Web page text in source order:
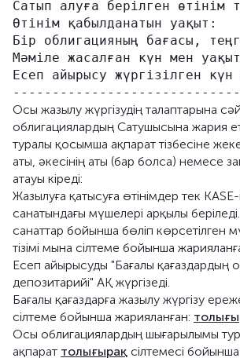
Сатып алуға берілген
Өтінім қабылданатын
Бір облигацияның бағасы,
Мәміле жасалған күн мен
Есеп айырысу жүргізілген
Осы жазылу жүргізудің талаптарына
облигациялардың Сатушысына жария
туралы қосымша ақпарат тізбесіне
аты, әкесінің аты (бар болса) немесе
атауы кіреді:
Жазылуға қатысуға өтінімдер тек
санатындағы мүшелері арқылы
санаттар бойынша бөліп көрсетілген
тізімі мына сілтеме бойынша
Есеп айырысуды "Бағалы қағаздардың
депозитарийі" АҚ жүргізеді.
Бағалы қағаздарға жазылу жүргізу
сілтеме бойынша жарияланған:
Осы облигациялардың шығарылымы
ақпарат толығырақ сілтемесі